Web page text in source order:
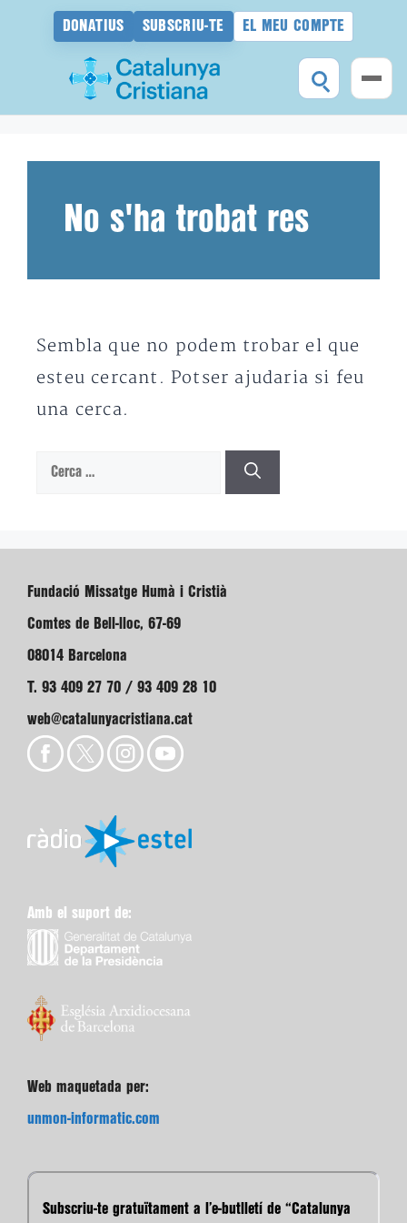
DONATIUS SUBSCRIU-TE EL MEU COMPTE
No s'ha trobat res
Sembla que no podem trobar el que
esteu cercant. Potser ajudaria si feu
una cerca.
Cerca:
Fundació Missatge Humà i Cristià
Comtes de Bell-lloc, 67-69
08014 Barcelona
T. 93 409 27 70 / 93 409 28 10
web@catalunyacristiana.cat
Amb el suport de:
Web maquetada per:
unmon-informatic.com
Subscriu-te gratuïtament a l’e-butlletí de “Catalunya